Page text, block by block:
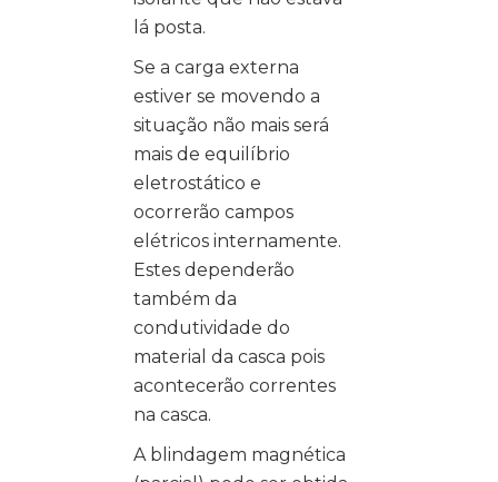
lá posta.
Se a carga externa
estiver se movendo a
situação não mais será
mais de equilíbrio
eletrostático e
ocorrerão campos
elétricos internamente.
Estes dependerão
também da
condutividade do
material da casca pois
acontecerão correntes
na casca.
A blindagem magnética